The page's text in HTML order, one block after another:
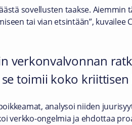
sovellusten taakse.
tai vian etsintään”, kuvailee
verkonvalvonnan
toimii koko
analysoi niiden
verkko-ongelmia ja ehdottaa